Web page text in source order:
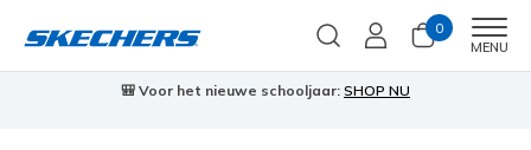
0
MENU
Skechers VIP:45 dagen retourrecht voor ledenMeld je aan